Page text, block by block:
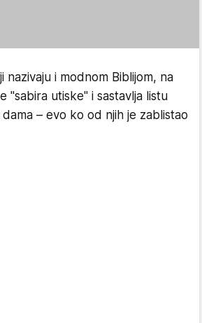
nazivaju i modnom Biblijom, na
"sabira utiske" i sastavlja listu
– evo ko od njih je zablistao